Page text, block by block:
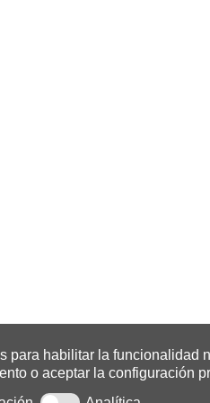
para habilitar la
o aceptar la configuración